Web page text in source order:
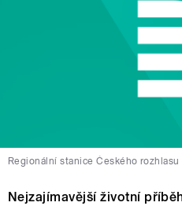
Regionální stanice Českého rozhlasu
Nejzajímavější životní